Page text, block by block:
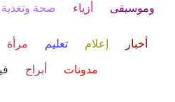
وموسيقى أزياء صحة وتغذية
أخبار إعلام تعليم مرأة
مدونات أبراج